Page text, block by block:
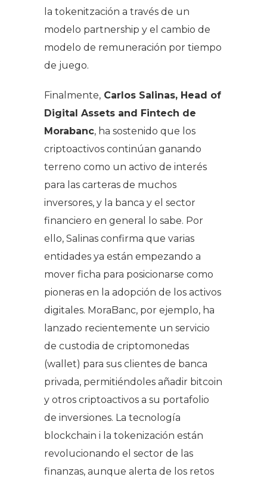
la tokenitzación a través de un
modelo partnership y el cambio de
modelo de remuneración por tiempo
de juego.
Finalmente, Carlos Salinas, Head of
Digital Assets and Fintech de
Morabanc, ha sostenido que los
criptoactivos continúan ganando
terreno como un activo de interés
para las carteras de muchos
inversores, y la banca y el sector
financiero en general lo sabe. Por
ello, Salinas confirma que varias
entidades ya están empezando a
mover ficha para posicionarse como
pioneras en la adopción de los activos
digitales. MoraBanc, por ejemplo, ha
lanzado recientemente un servicio
de custodia de criptomonedas
(wallet) para sus clientes de banca
privada, permitiéndoles añadir bitcoin
y otros criptoactivos a su portafolio
de inversiones. La tecnología
blockchain i la tokenización están
revolucionando el sector de las
finanzas, aunque alerta de los retos